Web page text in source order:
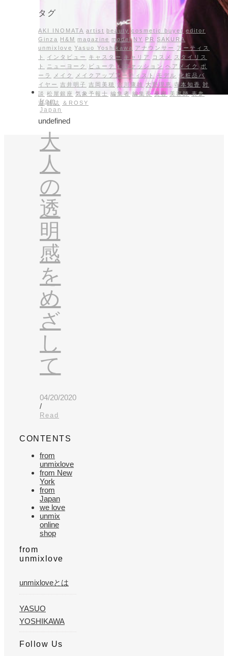
from
Japan
大
人
の
透
明
感
を
め
ざ
し
て
04/20/2020
/
Read
タグ
AKI INOMATA artist beauty cosmetic buyer editor
Ginza H&M magazine model NY PR SAKURA
unmixlove Yasuo Yoshikawa アナウンサー
アーティス
ト
インタビュー キャスター キャリア コスメ
スタイリス
ト
ニューヨーク ビューティ ファッション ヘアメイク
ポ
ーラ
メイク メイクアップアーティスト モデル 化粧品バ
イヤー 吉井明子 吉岡美穂 吉川康雄 大野理恵 寺本知香 対
談 松屋銀座 気象予報士 編集者 編集長 美容 美容師 表参
道 雑誌 ＆ROSY
undefined
CONTENTS
from
unmixlove
from New
York
from
Japan
we love
unmix
online
shop
from
unmixlove
unmixloveとは
YASUO
YOSHIKAWA
Follow Us